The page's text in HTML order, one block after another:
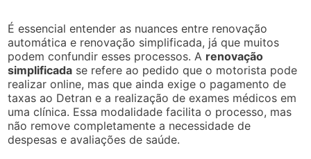
É essencial entender as nuances entre renovação
automática e renovação simplificada, já que muitos
podem confundir esses processos. A renovação
simplificada se refere ao pedido que o motorista pode
realizar online, mas que ainda exige o pagamento de
taxas ao Detran e a realização de exames médicos em
uma clínica. Essa modalidade facilita o processo, mas
não remove completamente a necessidade de
despesas e avaliações de saúde.